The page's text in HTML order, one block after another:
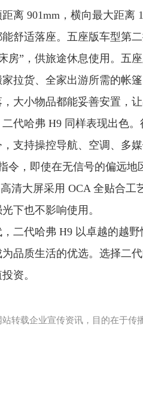
离 901mm，横向最大距离
舒适落座。五座版车型第
房”，供旅途休息使用。五
拉货、全家出游所需的帐
大小物品都能妥善安置，让
代哈弗 H9 同样表现出色
支持操控导航、空调、多
令，即使在无信号的偏远
清大屏采用 OCA 全贴合
下也不影响使用。
二代哈弗 H9 以卓越的越
品质生活的优选。选择二
资。
转载企业宣传资讯，目的在于